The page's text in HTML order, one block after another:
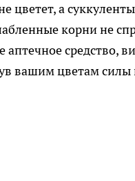
цветет, а
корни не
аптечное средство,
вашим цветам